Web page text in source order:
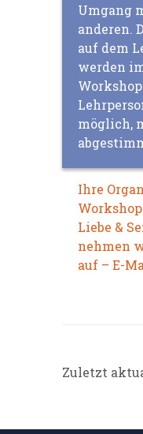
Umgang
anderen.
auf dem
werden
möglich,
Ihre
Liebe &
nehmen
auf – E-
Zuletzt